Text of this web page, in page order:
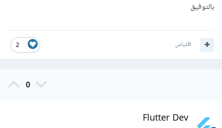
بالتوفيق
2 اقتباس
0
Flutter Dev